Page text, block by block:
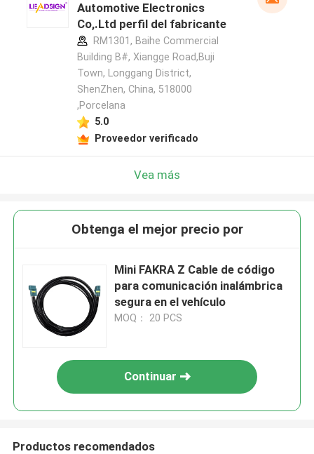
Automotive Electronics
Co,.Ltd perfil del fabricante
RM1301, Baihe Commercial
Building B#, Xiangge Road,Buji
Town, Longgang District,
ShenZhen, China, 518000
,Porcelana
5.0
Proveedor verificado
Vea más
Obtenga el mejor precio por
Mini FAKRA Z Cable de código
para comunicación inalámbrica
segura en el vehículo
MOQ： 20 PCS
Continuar
Productos recomendados